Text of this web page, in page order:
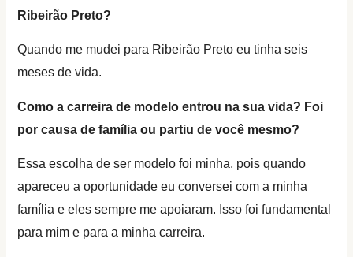
Ribeirão Preto?
Quando me mudei para Ribeirão Preto eu tinha seis
meses de vida.
Como a carreira de modelo entrou na sua vida? Foi
por causa de família ou partiu de você mesmo?
Essa escolha de ser modelo foi minha, pois quando
apareceu a oportunidade eu conversei com a minha
família e eles sempre me apoiaram. Isso foi fundamental
para mim e para a minha carreira.